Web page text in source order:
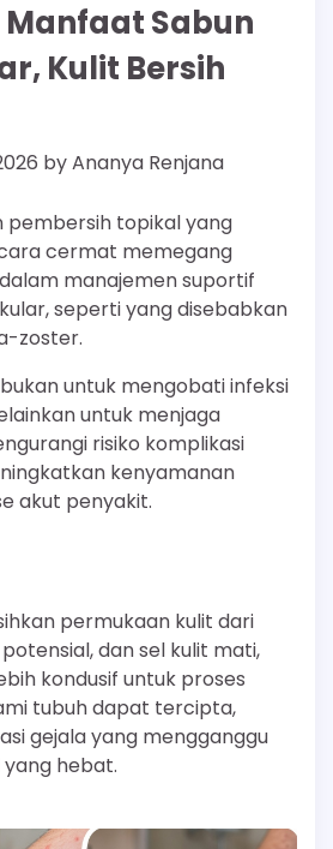
Manfaat Sabun
Kulit Bersih
byAnanya Renjana
pembersih topikal yang
cermat memegang
manajemen suportif
seperti yang disebabkan
zoster.
untuk mengobati infeksi
untuk menjaga
risiko komplikasi
kenyamanan
akut penyakit.
permukaan kulit dari
dan sel kulit mati,
kondusif untuk proses
tubuh dapat tercipta,
gejala yang mengganggu
hebat.